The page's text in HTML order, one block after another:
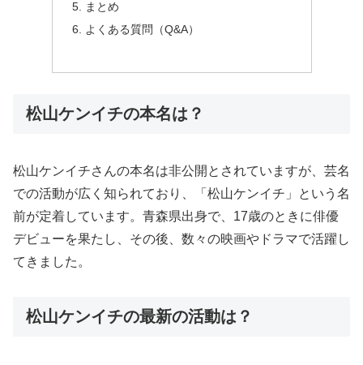
まとめ
よくある質問（Q&A）
松山ケンイチの本名は？
松山ケンイチさんの本名は非公開とされていますが、芸名
での活動が広く知られており、「松山ケンイチ」という名
前が定着しています。青森県出身で、17歳のときに俳優
デビューを果たし、その後、数々の映画やドラマで活躍し
てきました。
松山ケンイチの最新の活動は？